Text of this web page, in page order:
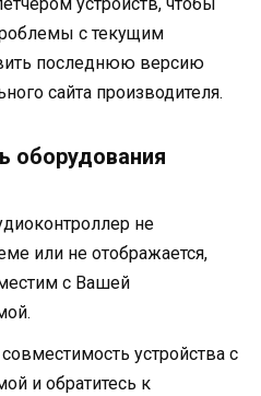
с текущим
последнюю версию
сайта производителя.
оборудования
не
или не отображается,
с Вашей
устройства с
и обратитесь к